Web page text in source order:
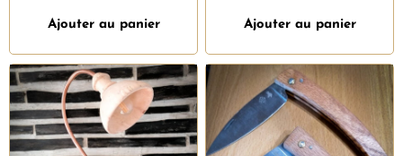
Ajouter au panier Ajouter au panier